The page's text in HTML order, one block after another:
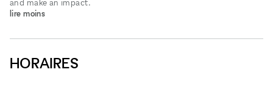
lire moins
HORAIRES